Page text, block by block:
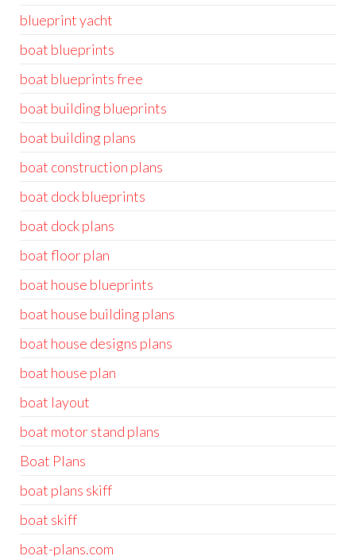
blueprint yacht
boat blueprints
boat blueprints free
boat building blueprints
boat building plans
boat construction plans
boat dock blueprints
boat dock plans
boat floor plan
boat house blueprints
boat house building plans
boat house designs plans
boat house plan
boat layout
boat motor stand plans
Boat Plans
boat plans skiff
boat skiff
boat-plans.com